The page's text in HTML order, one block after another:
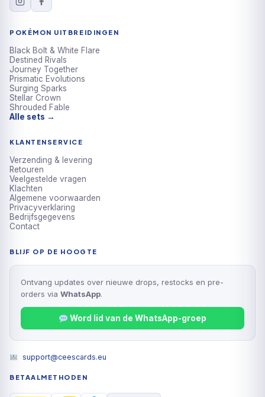
POKÉMON UITBREIDINGEN
Black Bolt & White Flare
Destined Rivals
Journey Together
Prismatic Evolutions
Surging Sparks
Stellar Crown
Shrouded Fable
Alle sets →
KLANTENSERVICE
Verzending & levering
Retouren
Veelgestelde vragen
Klachten
Algemene voorwaarden
Privacyverklaring
Bedrijfsgegevens
Contact
BLIJF OP DE HOOGTE
Ontvang updates over nieuwe drops, restocks en pre-
orders via WhatsApp.
Word lid van de WhatsApp-groep
support@ceescards.eu
BETAALMETHODEN